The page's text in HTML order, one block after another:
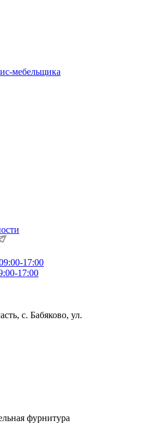
мебельщика
17:00
17:00
с. Бабяково, ул.
фурнитура